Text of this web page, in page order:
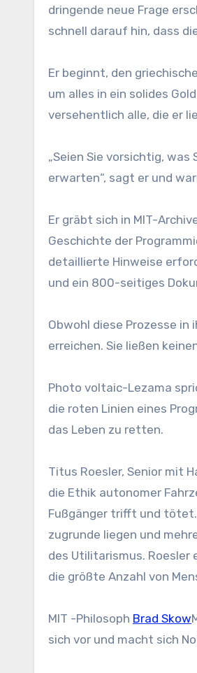
dringende neue Frage
schnell darauf hin, dass
Er beginnt, den
um alles in ein solides
versehentlich alle, die er
„Seien Sie vorsichtig,
erwarten“, sagt er und
Er gräbt sich in MIT-
Geschichte der
detaillierte Hinweise
und ein 800-seitiges
Obwohl diese Prozesse
erreichen. Sie ließen
Photo voltaic-Lezama
die roten Linien eines
das Leben zu retten.
Titus Roesler, Senior mit
die Ethik autonomer
Fußgänger trifft und
zugrunde liegen und
des Utilitarismus. Roesler
die größte Anzahl von
MIT -Philosoph Brad Skow
sich vor und macht sich